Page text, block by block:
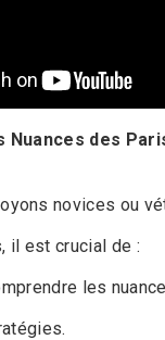
Nuances des
novices ou
il est crucial de :
les